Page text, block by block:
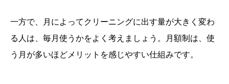
一方で、月によってクリーニングに出す量が大きく変わ
る人は、毎月使うかをよく考えましょう。月額制は、使
う月が多いほどメリットを感じやすい仕組みです。